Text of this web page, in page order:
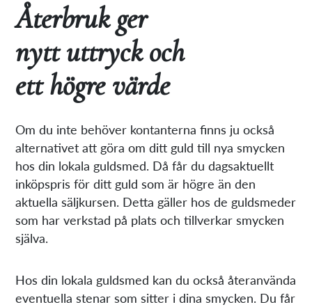
Återbruk ger
nytt uttryck och
ett högre värde
Om du inte behöver kontanterna finns ju också
alternativet att göra om ditt guld till nya smycken
hos din lokala guldsmed. Då får du dagsaktuellt
inköpspris för ditt guld som är högre än den
aktuella säljkursen. Detta gäller hos de guldsmeder
som har verkstad på plats och tillverkar smycken
själva.
Hos din lokala guldsmed kan du också återanvända
eventuella stenar som sitter i dina smycken. Du får